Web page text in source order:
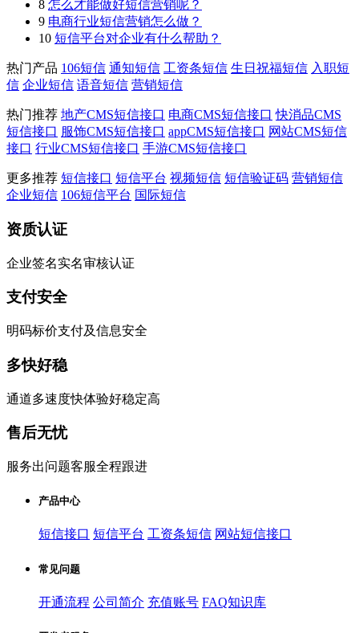
8 怎么才能做好短信营销呢？
9 电商行业短信营销怎么做？
10 短信平台对企业有什么帮助？
热门产品 106短信 通知短信 工资条短信 生日祝福短信 入职短
信 企业短信 语音短信 营销短信
热门推荐 地产CMS短信接口 电商CMS短信接口 快消品CMS
短信接口 服饰CMS短信接口 appCMS短信接口 网站CMS短信
接口 行业CMS短信接口 手游CMS短信接口
更多推荐 短信接口 短信平台 视频短信 短信验证码 营销短信
企业短信 106短信平台 国际短信
资质认证
企业签名实名审核认证
支付安全
明码标价支付及信息安全
多快好稳
通道多速度快体验好稳定高
售后无忧
服务出问题客服全程跟进
产品中心
短信接口 短信平台 工资条短信 网站短信接口
常见问题
开通流程 公司简介 充值账号 FAQ知识库